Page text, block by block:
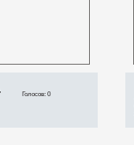
Голосов: 0